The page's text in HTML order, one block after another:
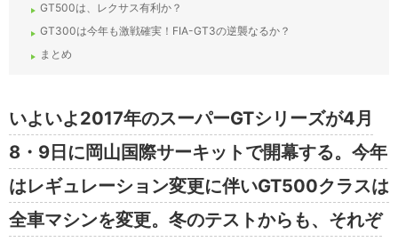
GT500は、レクサス有利か？
GT300は今年も激戦確実！FIA-GT3の逆襲なるか？
まとめ
いよいよ2017年のスーパーGTシリーズが4月
8・9日に岡山国際サーキットで開幕する。今年
はレギュレーション変更に伴いGT500クラスは
全車マシンを変更。冬のテストからも、それぞ